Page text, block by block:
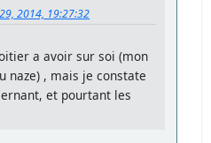
2014, 19:27:32
a avoir sur soi (mon
naze) , mais je constate
et pourtant les